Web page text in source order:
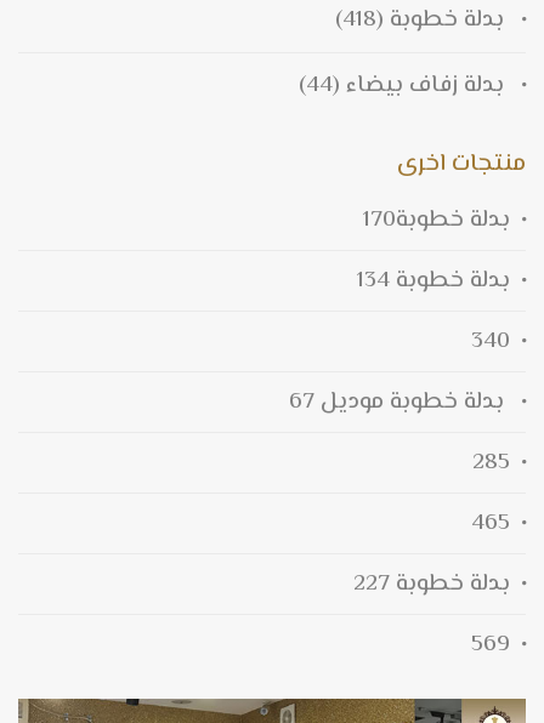
بدلة خطوبة (418)
بدلة زفاف بيضاء (44)
منتجات اخرى
بدلة خطوبة170
بدلة خطوبة 134
340
بدلة خطوبة موديل 67
285
465
بدلة خطوبة 227
569